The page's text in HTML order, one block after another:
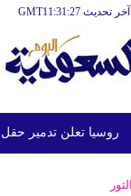
آخر تحديث GMT11:31:27
تعلن تدمير حقل